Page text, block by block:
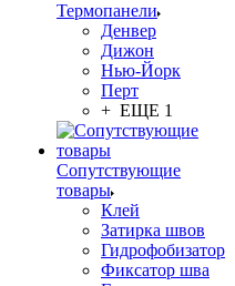
Термопанели
Денвер
Дижон
Нью-Йорк
Перт
+ ЕЩЕ 1
Сопутствующие
товары
Клей
Затирка швов
Гидрофобизатор
Фиксатор шва